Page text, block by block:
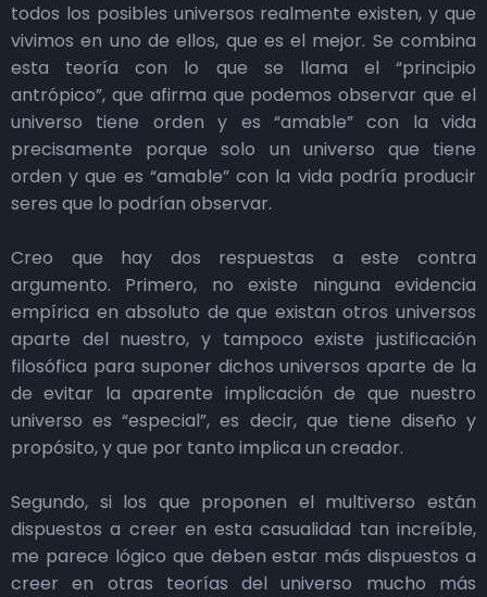
todos los posibles universos realmente existen, y que
vivimos en uno de ellos, que es el mejor. Se combina
esta teoría con lo que se llama el “principio
antrópico”, que afirma que podemos observar que el
universo tiene orden y es “amable” con la vida
precisamente porque solo un universo que tiene
orden y que es “amable” con la vida podría producir
seres que lo podrían observar.
Creo que hay dos respuestas a este contra
argumento. Primero, no existe ninguna evidencia
empírica en absoluto de que existan otros universos
aparte del nuestro, y tampoco existe justificación
filosófica para suponer dichos universos aparte de la
de evitar la aparente implicación de que nuestro
universo es “especial”, es decir, que tiene diseño y
propósito, y que por tanto implica un creador.
Segundo, si los que proponen el multiverso están
dispuestos a creer en esta casualidad tan increíble,
me parece lógico que deben estar más dispuestos a
creer en otras teorías del universo mucho más